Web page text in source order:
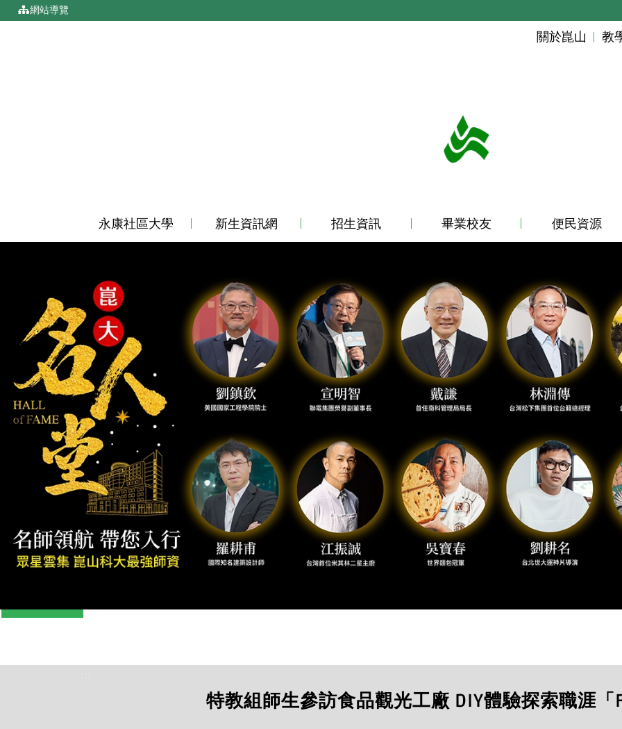
移到主要內容
::: 網站導覽
關於崑山 教
永康社區大學 新生資訊網 招生資訊 畢業校友 便民資源
Previous
特教組師生參訪食品觀光工廠 DIY體驗探索職涯「